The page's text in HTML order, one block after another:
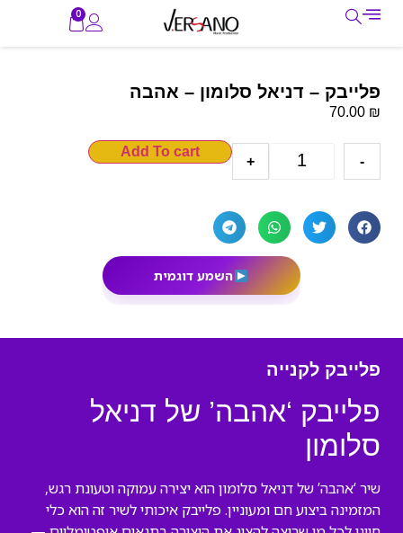
0
פלייבק – דניאל סלומון – אהבה
70.00 ₪
-
+
Add To cart
השמע דוגמית
פלייבק לקנייה
פלייבק ‘אהבה’ של דניאל
סלומון
שיר ‘אהבה’ של דניאל סלומון הוא יצירה עמוקה וטעונת רגש,
המזמינה ביצוע חם ומעוניין. פלייבק איכותי לשיר זה הוא כלי